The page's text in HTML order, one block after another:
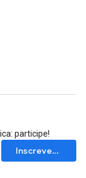
participe!
Inscrever-se